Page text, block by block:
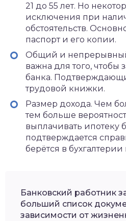
21 до 55 лет. Но
исключения при
обстоятельств.
паспорт и его копии.
Общий и непрерывный
важна для того, чтобы
банка.
трудовой книжки.
Размер дохода. Чем
тем больше
выплачивать ипотеку
подтверждается
берётся в бухгалтерии
Банковский работник
больший список
зависимости от